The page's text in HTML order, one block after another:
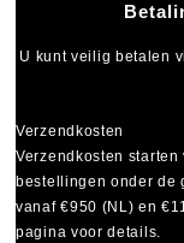
U kunt veilig betalen
Verzendkosten
Verzendkosten starten
bestellingen onder de
vanaf €950 (NL) en
pagina voor details.